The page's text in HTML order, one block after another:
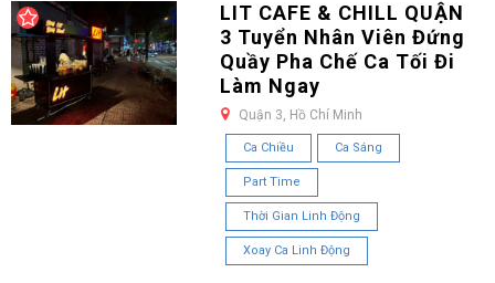
LIT CAFE & CHILL QUẬN
3 Tuyển Nhân Viên Đứng
Quầy Pha Chế Ca Tối Đi
Làm Ngay
Quận 3, Hồ Chí Minh
Ca Chiều Ca Sáng
Part Time
Thời Gian Linh Động
Xoay Ca Linh Động